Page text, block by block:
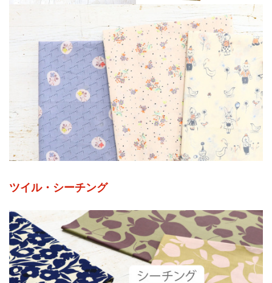
ツイル・シーチング